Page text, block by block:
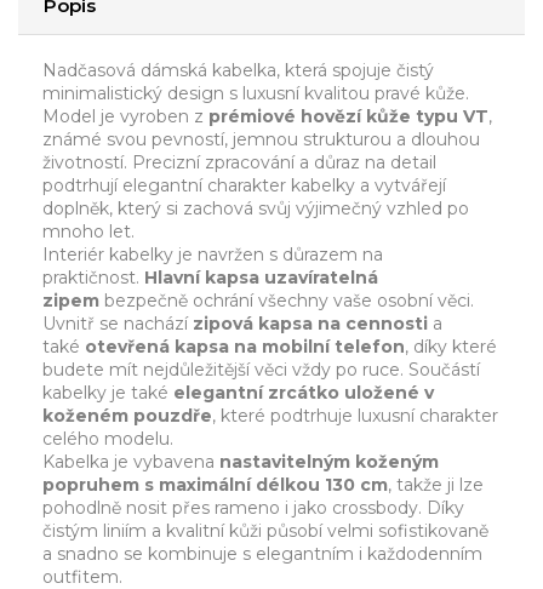
Popis
Nadčasová dámská kabelka, která spojuje čistý
minimalistický design s luxusní kvalitou pravé kůže.
Model je vyroben z prémiové hovězí kůže typu VT,
známé svou pevností, jemnou strukturou a dlouhou
životností. Precizní zpracování a důraz na detail
podtrhují elegantní charakter kabelky a vytvářejí
doplněk, který si zachová svůj výjimečný vzhled po
mnoho let.
Interiér kabelky je navržen s důrazem na
praktičnost. Hlavní kapsa uzavíratelná
zipem bezpečně ochrání všechny vaše osobní věci.
Uvnitř se nachází zipová kapsa na cennosti a
také otevřená kapsa na mobilní telefon, díky které
budete mít nejdůležitější věci vždy po ruce. Součástí
kabelky je také elegantní zrcátko uložené v
koženém pouzdře, které podtrhuje luxusní charakter
celého modelu.
Kabelka je vybavena nastavitelným koženým
popruhem s maximální délkou 130 cm, takže ji lze
pohodlně nosit přes rameno i jako crossbody. Díky
čistým liniím a kvalitní kůži působí velmi sofistikovaně
a snadno se kombinuje s elegantním i každodenním
outfitem.